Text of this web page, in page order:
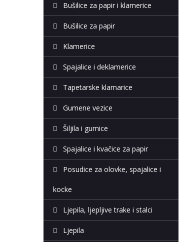
Bušilice za papir i klamerice
Bušilice za papir
Klamerice
Spajalice i deklamerice
Tapetarske klamarice
Gumene vezice
Šiljila i gumice
Spajalice i kvačice za papir
Posudice za olovke, spajalice i
kocke
Ljepila, ljepljive trake i stalci
Ljepila